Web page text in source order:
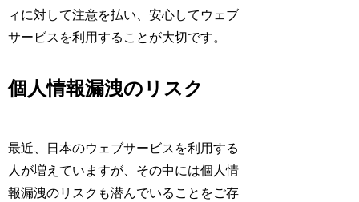
ィに対して注意を払い、安心してウェブ
サービスを利用することが大切です。
個人情報漏洩のリスク
最近、日本のウェブサービスを利用する
人が増えていますが、その中には個人情
報漏洩のリスクも潜んでいることをご存